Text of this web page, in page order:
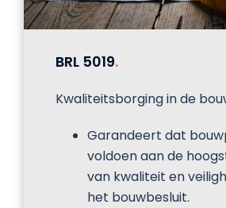
BRL 5019.
Kwaliteitsborging in de
Garandeert dat
voldoen aan de
van kwaliteit en
het bouwbesluit.